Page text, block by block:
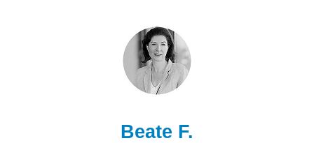
Beate F.